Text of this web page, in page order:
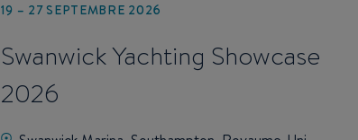
19 – 27 SEPTEMBRE 2026
Swanwick Yachting Showcase
2026